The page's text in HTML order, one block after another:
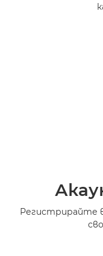
Регистрирайте